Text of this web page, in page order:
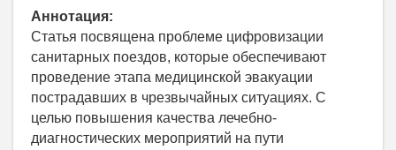
Аннотация:
Статья посвящена проблеме цифровизации
санитарных поездов, которые обеспечивают
проведение этапа медицинской эвакуации
пострадавших в чрезвычайных ситуациях. С
целью повышения качества лечебно-
диагностических мероприятий на пути